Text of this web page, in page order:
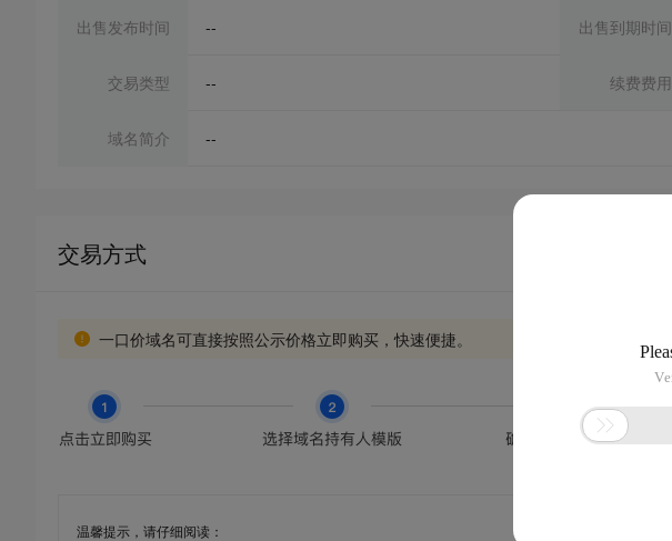
出售发布时间 -- 出售到期时间
交易类型 -- 续费费用
域名简介 --
交易方式
一口价域名可直接按照公示价格立即购买，快速便捷。
温馨提示，请仔细阅读：